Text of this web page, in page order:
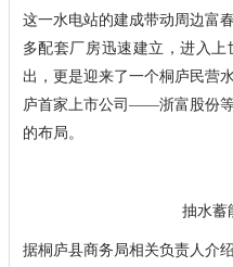
这一水电站的建成带动周边富
多配套厂房迅速建立，进入
出，更是迎来了一个桐庐民营
庐首家上市公司——浙富股份
的布局。
抽水蓄
据桐庐县商务局相关负责人介